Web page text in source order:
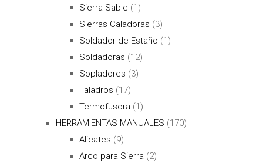
Sierra Sable (1)
Sierras Caladoras (3)
Soldador de Estaño (1)
Soldadoras (12)
Sopladores (3)
Taladros (17)
Termofusora (1)
HERRAMIENTAS MANUALES (170)
Alicates (9)
Arco para Sierra (2)